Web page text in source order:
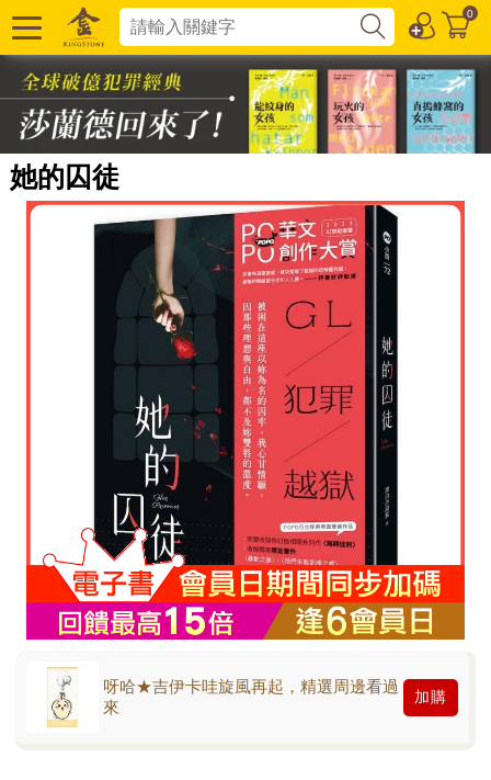
0
她的囚徒
呀哈★吉伊卡哇旋風再起，精選周邊看過
來
加購